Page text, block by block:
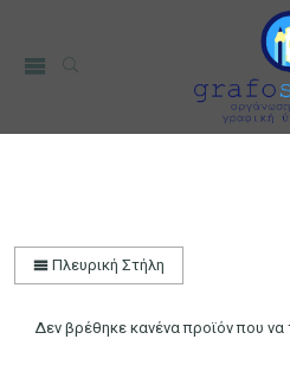
Πλευρική Στήλη
Δεν βρέθηκε κανένα προϊόν που να